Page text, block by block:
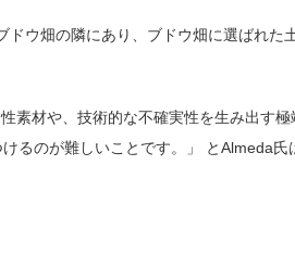
ウ畑の隣にあり、ブドウ畑に選ばれた
素材や、技術的な不確実性を生み出す
るのが難しいことです。」 とAlmeda氏